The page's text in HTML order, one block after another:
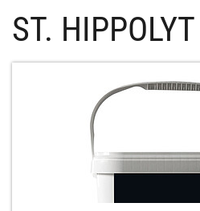
ST. HIPPOLYT